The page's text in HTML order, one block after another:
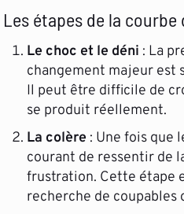
Les étapes de la
Le choc et le déni : La
changement majeur est
Il peut être difficile de
se produit réellement.
La colère : Une fois que
courant de ressentir de
frustration. Cette étape
recherche de coupables